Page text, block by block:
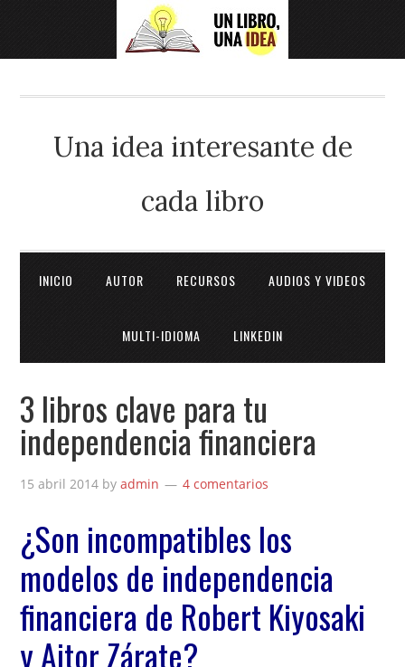
Una idea interesante de
cada libro
INICIO AUTOR RECURSOS AUDIOS Y VIDEOS
MULTI-IDIOMA LINKEDIN
3 libros clave para tu
independencia financiera
15 abril 2014 byadmin 4 comentarios
¿Son incompatibles los
modelos de independencia
financiera de Robert Kiyosaki
y Aitor Zárate?